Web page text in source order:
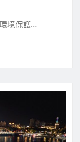
境保護…